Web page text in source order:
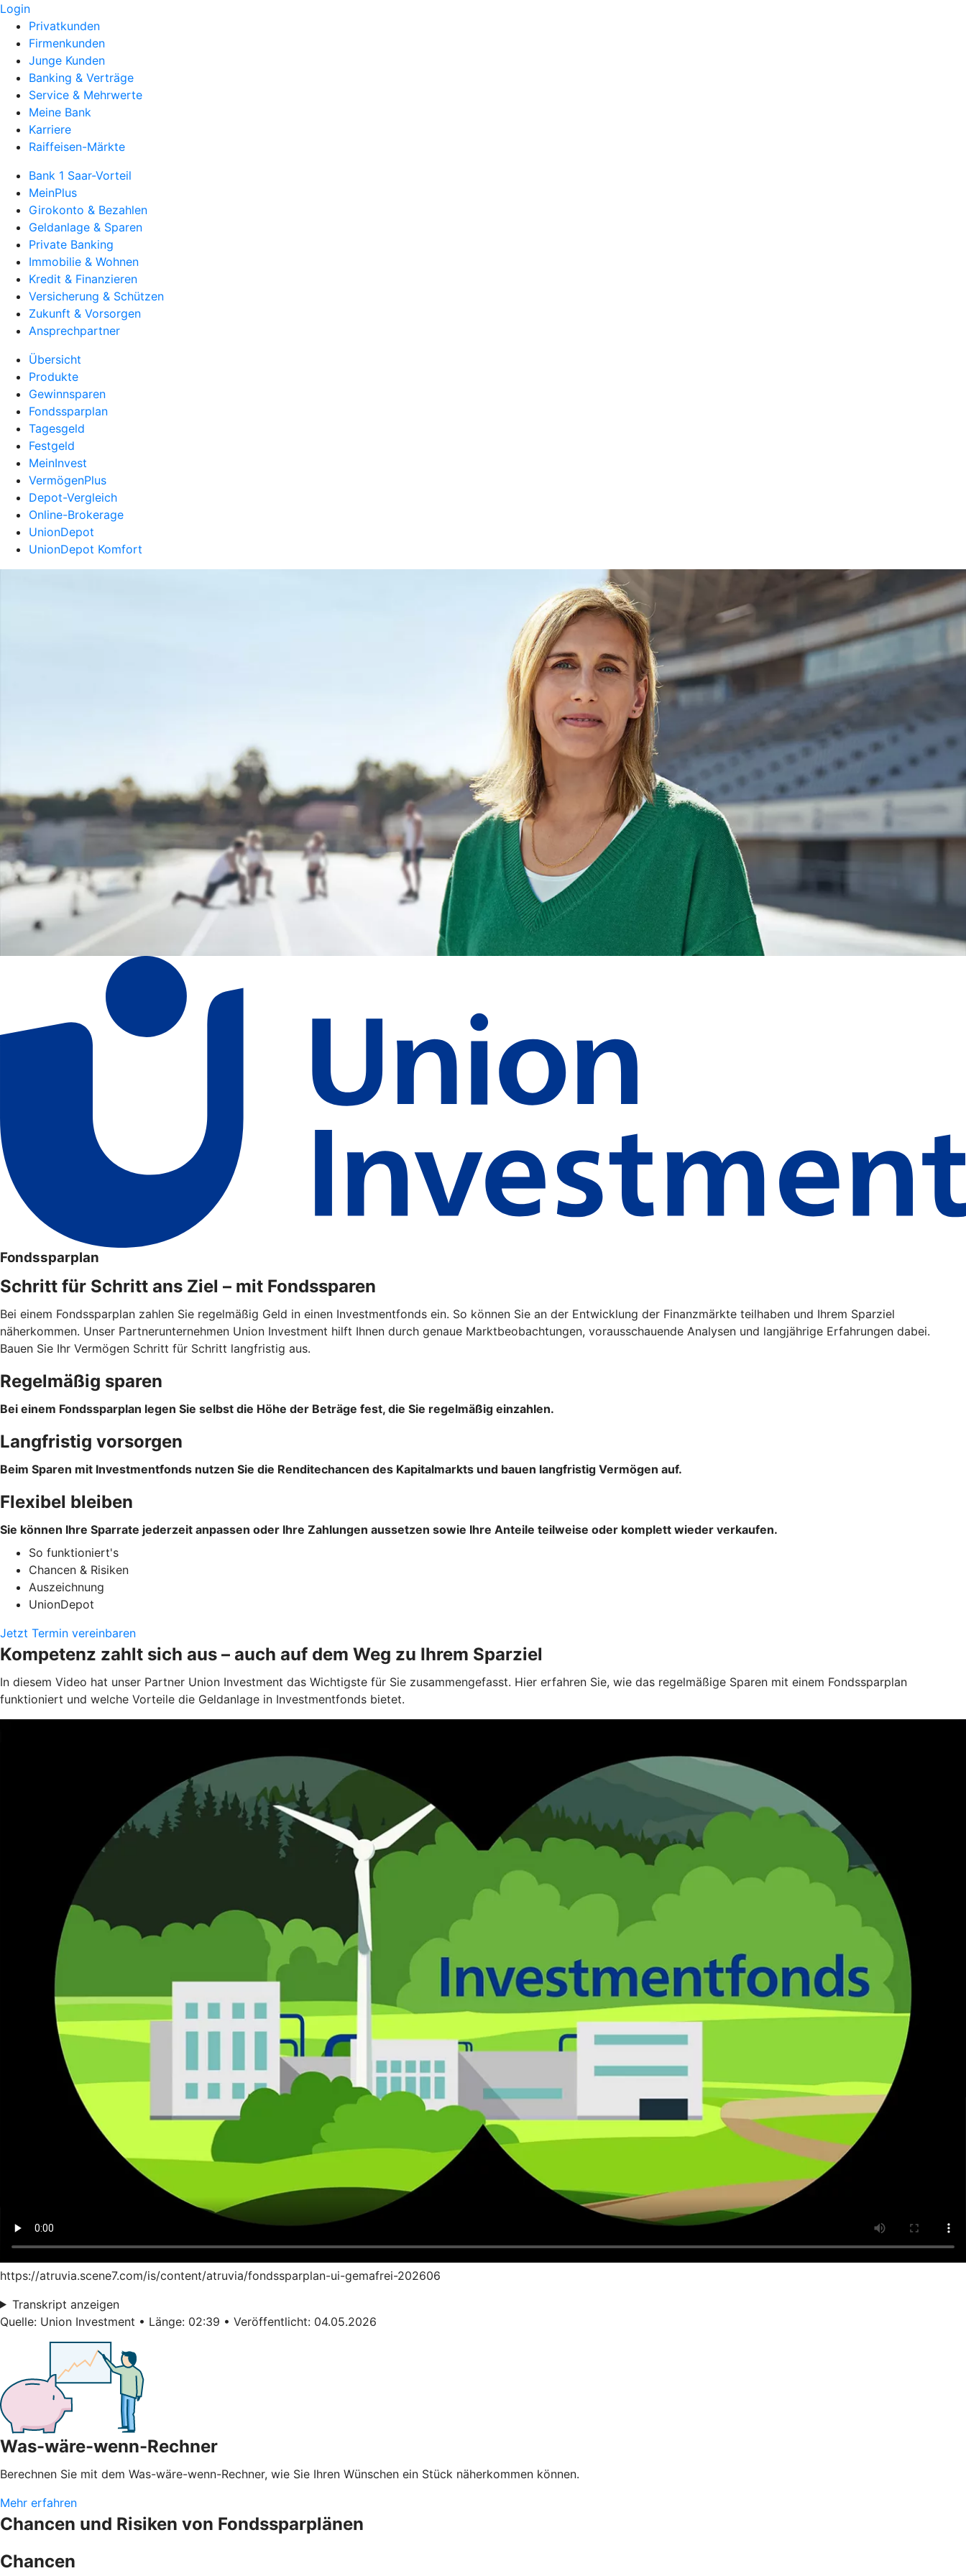
Login
Privatkunden
Firmenkunden
Junge Kunden
Banking & Verträge
Service & Mehrwerte
Meine Bank
Karriere
Raiffeisen-Märkte
Bank 1 Saar-Vorteil
MeinPlus
Girokonto & Bezahlen
Geldanlage & Sparen
Private Banking
Immobilie & Wohnen
Kredit & Finanzieren
Versicherung & Schützen
Zukunft & Vorsorgen
Ansprechpartner
Übersicht
Produkte
Gewinnsparen
Fondssparplan
Tagesgeld
Festgeld
MeinInvest
VermögenPlus
Depot-Vergleich
Online-Brokerage
UnionDepot
UnionDepot Komfort
Fondssparplan
Schritt für Schritt ans Ziel – mit Fondssparen
Bei einem Fondssparplan zahlen Sie regelmäßig Geld in einen Investmentfonds ein. So können Sie an der Entwicklung der Finanzmärkte teilhaben und Ihrem Sparziel
näherkommen. Unser Partnerunternehmen Union Investment hilft Ihnen durch genaue Marktbeobachtungen, vorausschauende Analysen und langjährige Erfahrungen dabei.
Bauen Sie Ihr Vermögen Schritt für Schritt langfristig aus.
Regelmäßig sparen
Bei einem Fondssparplan legen Sie selbst die Höhe der Beträge fest, die Sie regelmäßig einzahlen.
Langfristig vorsorgen
Beim Sparen mit Investmentfonds nutzen Sie die Renditechancen des Kapitalmarkts und bauen langfristig Vermögen auf.
Flexibel bleiben
Sie können Ihre Sparrate jederzeit anpassen oder Ihre Zahlungen aussetzen sowie Ihre Anteile teilweise oder komplett wieder verkaufen.
So funktioniert's
Chancen & Risiken
Auszeichnung
UnionDepot
Jetzt Termin vereinbaren
Kompetenz zahlt sich aus – auch auf dem Weg zu Ihrem Sparziel
In diesem Video hat unser Partner Union Investment das Wichtigste für Sie zusammengefasst. Hier erfahren Sie, wie das regelmäßige Sparen mit einem Fondssparplan
funktioniert und welche Vorteile die Geldanlage in Investmentfonds bietet.
https://atruvia.scene7.com/is/content/atruvia/fondssparplan-ui-gemafrei-202606
Transkript anzeigen
Quelle: Union Investment • Länge: 02:39 • Veröffentlicht: 04.05.2026
Was-wäre-wenn-Rechner
Berechnen Sie mit dem Was-wäre-wenn-Rechner, wie Sie Ihren Wünschen ein Stück näherkommen können.
Mehr erfahren
Chancen und Risiken von Fondssparplänen
Chancen